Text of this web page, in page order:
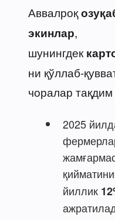
Аввалроқ
экинлар,
шунингдек
ни қўллаб-
чоралар
2025
йиллик